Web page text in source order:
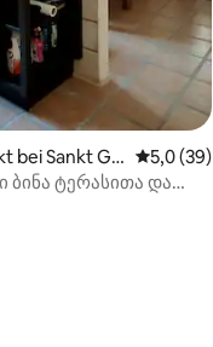
59 მიმოხილვა
bei Sankt Gal
5,0 (39)
ბინა ტერასითა და